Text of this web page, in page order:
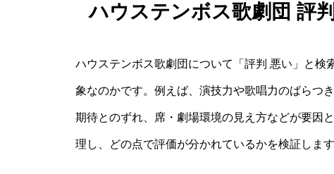
ハウステンボス歌劇団 評
ハウステンボス歌劇団について「評判 悪い」と
象なのかです。例えば、演技力や歌唱力のばらつ
期待とのずれ、席・劇場環境の見え方などが要因
理し、どの点で評価が分かれているかを検証します